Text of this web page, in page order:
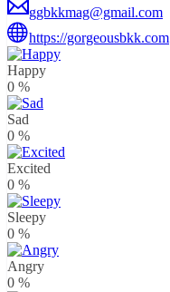
ggbkkmag@gmail.com
https://gorgeousbkk.com
Happy
0 %
Sad
0 %
Excited
0 %
Sleepy
0 %
Angry
0 %